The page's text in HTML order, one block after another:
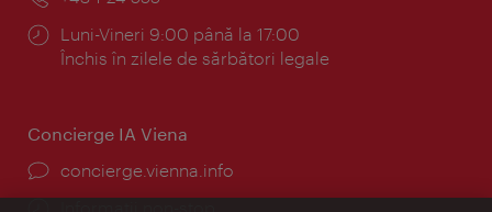
Program:
Luni-Vineri 9:00 până la 17:00
Închis în zilele de sărbători legale
Concierge IA Viena
concierge.vienna.info